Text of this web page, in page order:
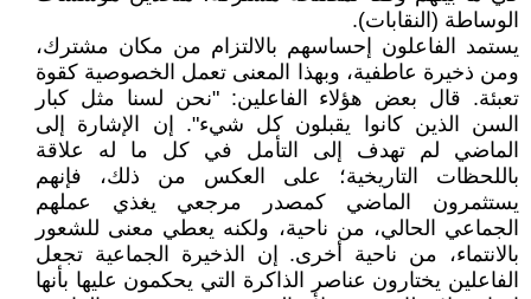
الوساطة (النقابات).
يستمد الفاعلون إحساسهم بالالتزام من مكان مشترك،
ومن ذخيرة عاطفية، وبهذا المعنى تعمل الخصوصية كقوة
تعبئة. قال بعض هؤلاء الفاعلين: "نحن لسنا مثل كبار
السن الذين كانوا يقبلون كل شيء". إن الإشارة إلى
الماضي لم تهدف إلى التأمل في كل ما له علاقة
باللحظات التاريخية؛ على العكس من ذلك، فإنهم
يستثمرون الماضي كمصدر مرجعي يغذي عملهم
الجماعي الحالي، من ناحية، ولكنه يعطي معنى للشعور
بالانتماء، من ناحية أخرى. إن الذخيرة الجماعية تجعل
الفاعلين يختارون عناصر الذاكرة التي يحكمون عليها بأنها